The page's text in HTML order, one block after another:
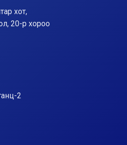
хот,
20-р хороо
2